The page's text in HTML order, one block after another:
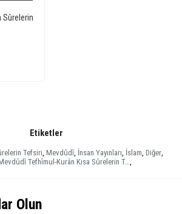
Sûrelerin
Etiketler
Tefsiri, Mevdûdî, İnsan Yayınları, İslam, Diğer,
Tefhîmul-Kurân Kısa Sûrelerin T…,
Olun